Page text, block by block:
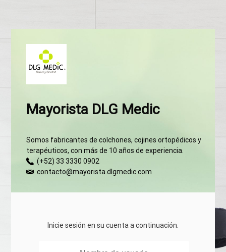
Mayorista DLG Medic
Somos fabricantes de colchones, cojines ortopédicos y
terapéuticos, con más de 10 años de experiencia.
(+52) 33 3330 0902
contacto@mayorista.dlgmedic.com
Inicie sesión en su cuenta a continuación.